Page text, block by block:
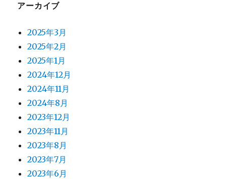
アーカイブ
2025年3月
2025年2月
2025年1月
2024年12月
2024年11月
2024年8月
2023年12月
2023年11月
2023年8月
2023年7月
2023年6月